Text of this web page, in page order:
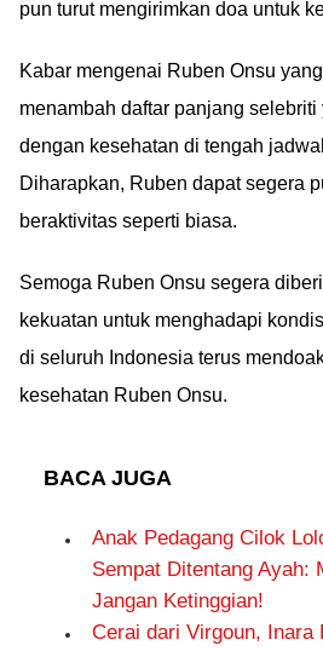
pun turut mengirimkan doa untuk
Kabar mengenai Ruben Onsu
menambah daftar panjang
dengan kesehatan di tengah
Diharapkan, Ruben dapat segera
beraktivitas seperti biasa.
Semoga Ruben Onsu segera
kekuatan untuk menghadapi
di seluruh Indonesia terus
kesehatan Ruben Onsu.
BACA JUGA
Anak Pedagang Cilok
Sempat Ditentang Ayah:
Jangan Ketinggian!
Cerai dari Virgoun, Inara